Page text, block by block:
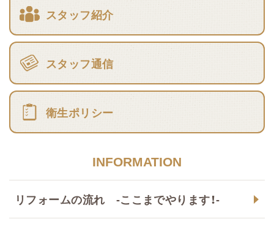
スタッフ紹介
スタッフ通信
衛生ポリシー
INFORMATION
リフォームの流れ -ここまでやります！-